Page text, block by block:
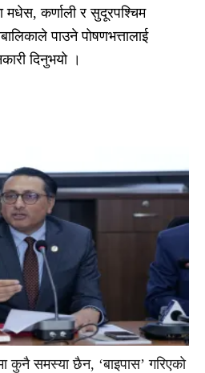
कर्णाली र सुदूरपश्चिम
पाउने पोषणभत्तालाई
दिनुभयो ।
कुनै समस्या छैन, ‘बाइपास’ गरिएको